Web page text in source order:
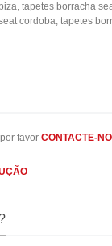
, tapetes borracha
cordoba, tapetes
favor CONTACTE-